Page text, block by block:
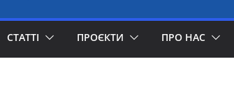
СТАТТІ ПРОЄКТИ ПРО НАС